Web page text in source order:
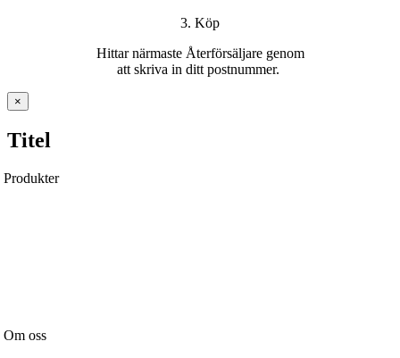
3. Köp
Hittarnärmaste Återförsäljare genom
att skriva in ditt postnummer.
Stäng
snabbvy
produkten
×
Titel
Produkter
Om oss